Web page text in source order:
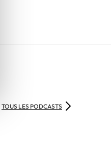
TOUS LES PODCASTS